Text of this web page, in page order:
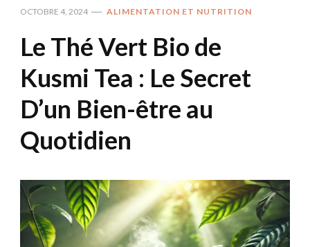
OCTOBRE 4, 2024 ALIMENTATION ET NUTRITION
Le Thé Vert Bio de
Kusmi Tea : Le Secret
D’un Bien-être au
Quotidien